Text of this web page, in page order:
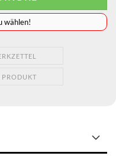
wählen!
PRODUKT